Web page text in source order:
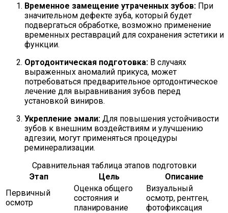
Временное замещение утраченных зубов: При
значительном дефекте зуба, который будет
подвергаться обработке, возможно применение
временных реставраций для сохранения эстетики и
функции.
Ортодонтическая подготовка: В случаях
выраженных аномалий прикуса, может
потребоваться предварительное ортодонтическое
лечение для выравнивания зубов перед
установкой виниров.
Укрепление эмали: Для повышения устойчивости
зубов к внешним воздействиям и улучшению
адгезии, могут применяться процедуры
реминерализации.
Сравнительная таблица этапов подготовки
Этап
Цель
Описание
Первичный
осмотр
Оценка общего
состояния и
планирование
Визуальный
осмотр, рентген,
фотофиксация